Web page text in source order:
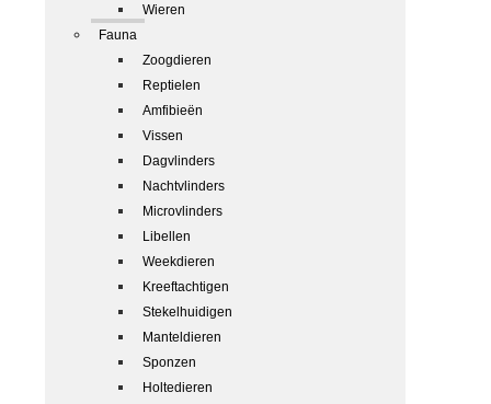
Wieren
Fauna
Zoogdieren
Reptielen
Amfibieën
Vissen
Dagvlinders
Nachtvlinders
Microvlinders
Libellen
Weekdieren
Kreeftachtigen
Stekelhuidigen
Manteldieren
Sponzen
Holtedieren